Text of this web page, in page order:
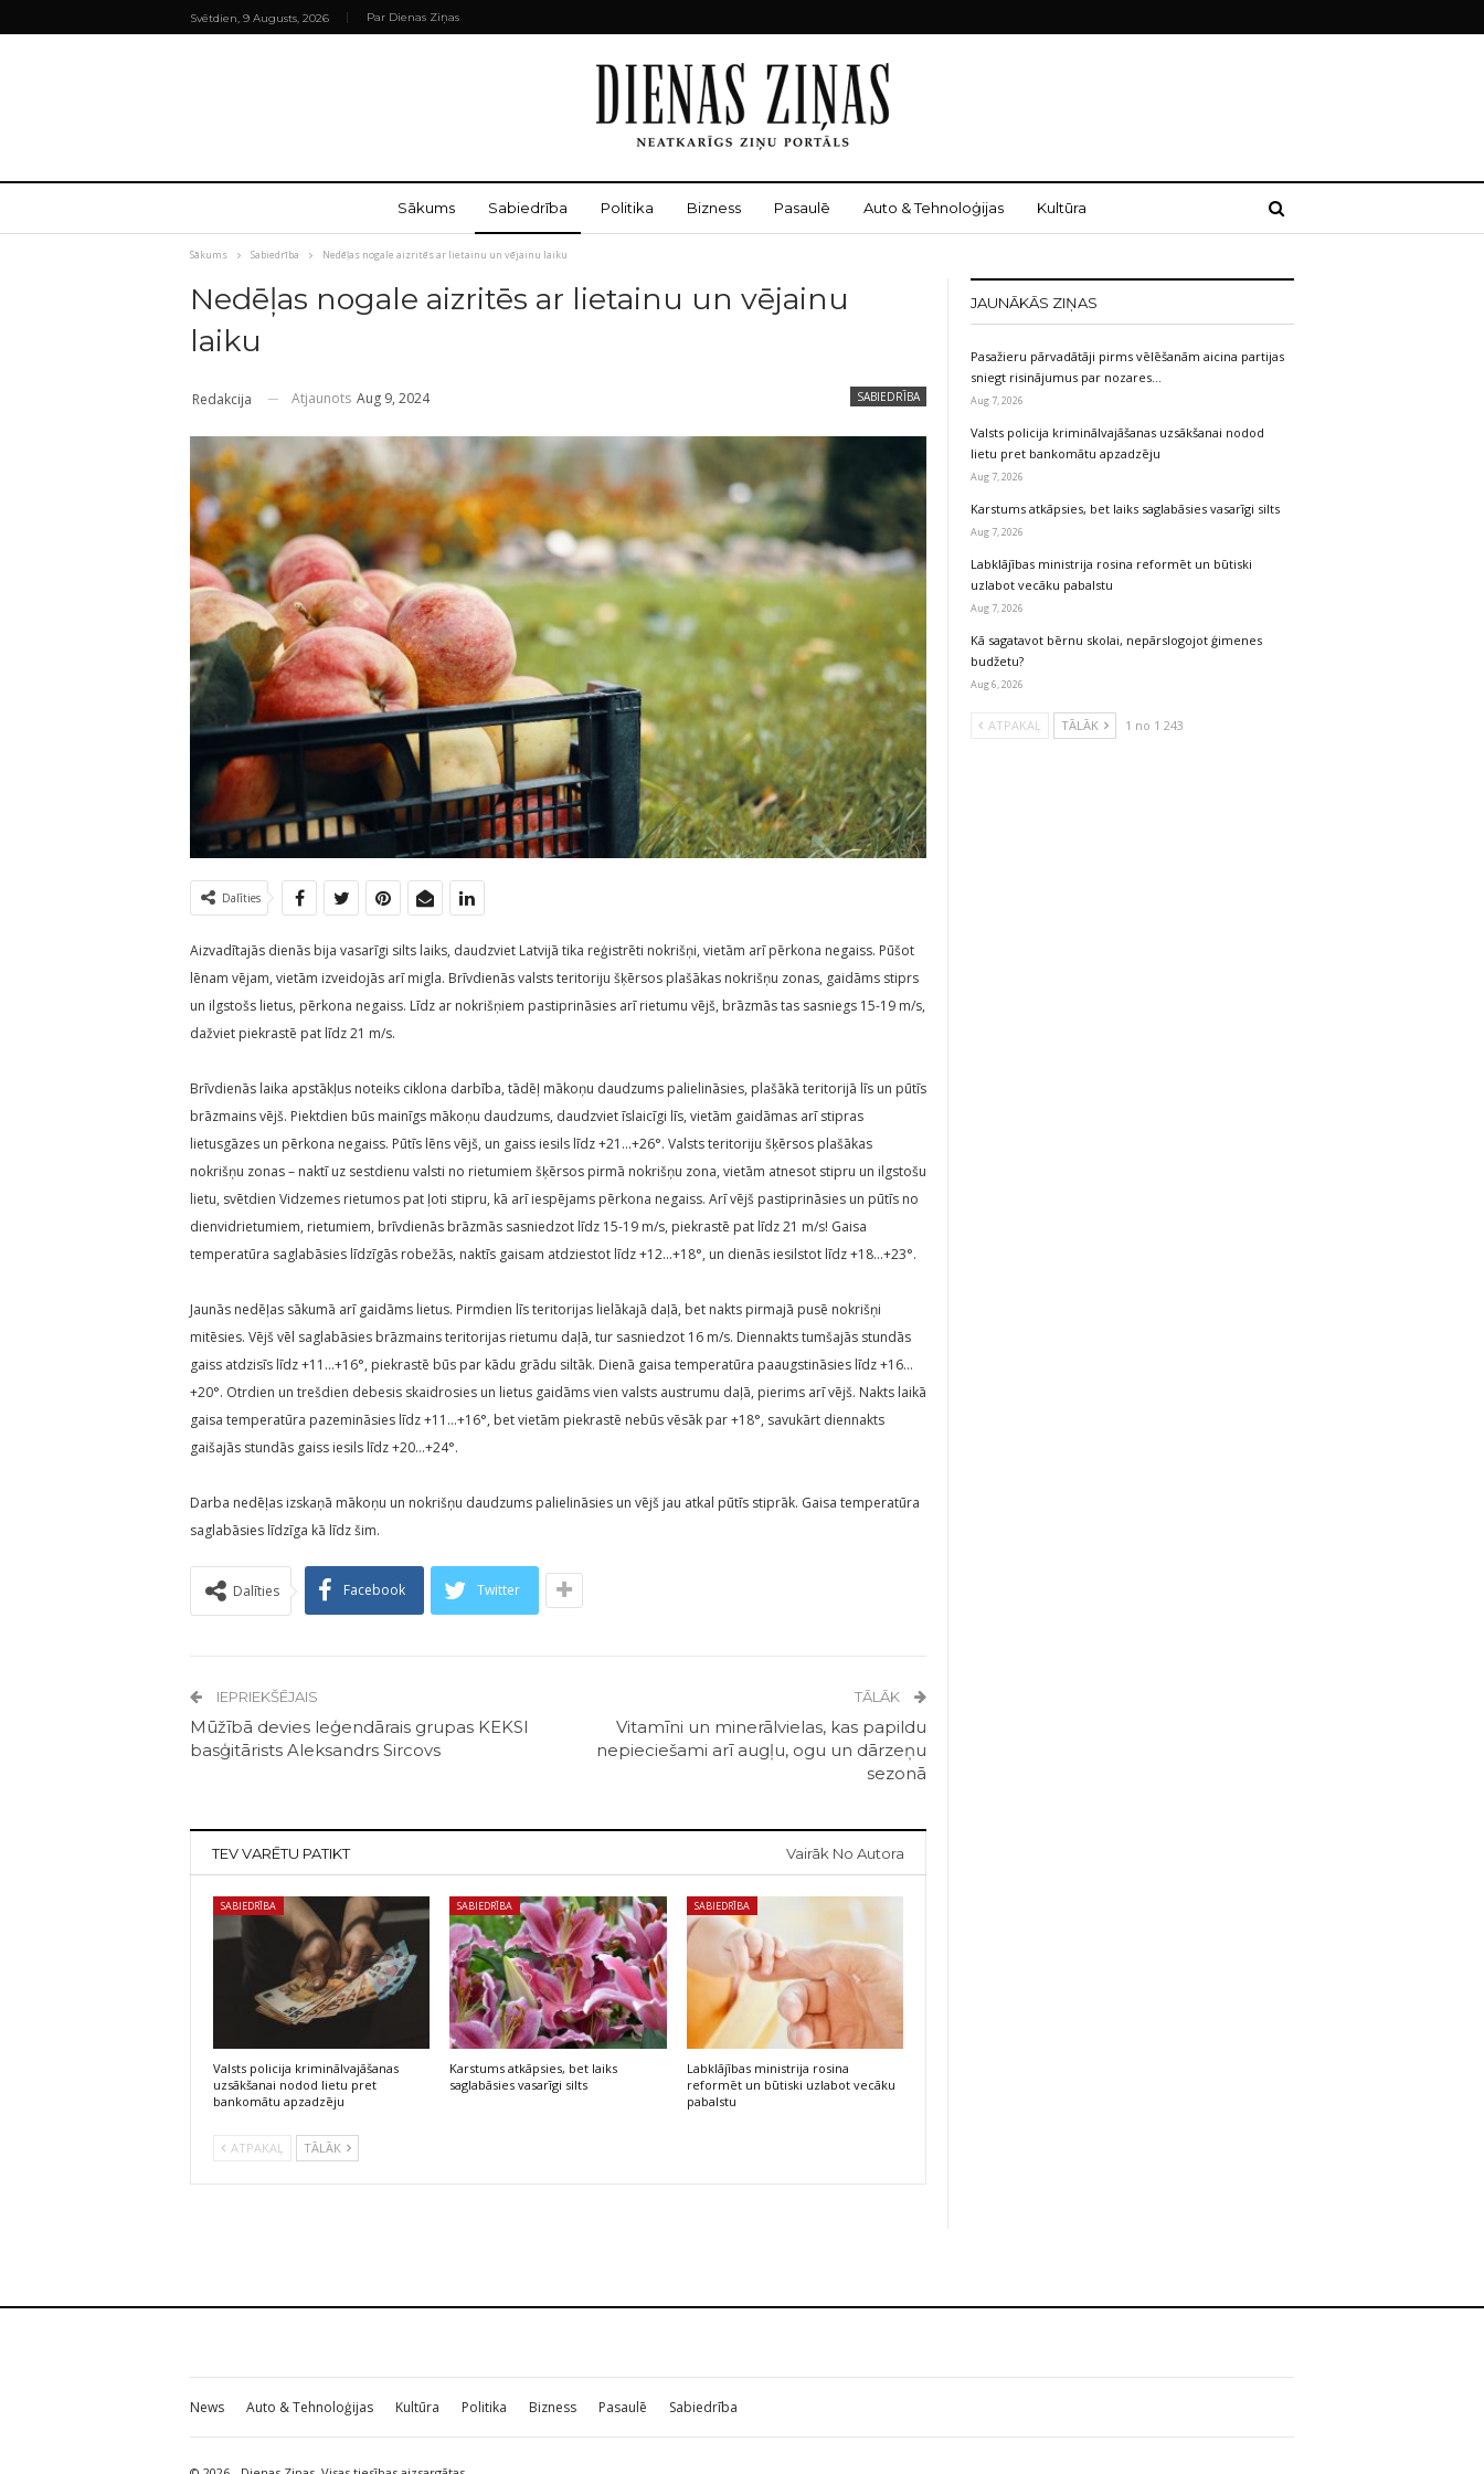
Svētdien, 9 Augusts, 2026 Par Dienas Ziņas
Sākums Sabiedrība Politika Bizness Pasaulē Auto & Tehnoloģijas Kultūra
Sākums Sabiedrība Nedēļas nogale aizritēs ar lietainu un vējainu laiku
Nedēļas nogale aizritēs ar lietainu un vējainu
laiku
SABIEDRĪBA
Redakcija Atjaunots Aug 9, 2024
Dalīties
Aizvadītajās dienās bija vasarīgi silts laiks, daudzviet Latvijā tika reģistrēti nokrišņi, vietām arī pērkona negaiss. Pūšot
lēnam vējam, vietām izveidojās arī migla. Brīvdienās valsts teritoriju šķērsos plašākas nokrišņu zonas, gaidāms stiprs
un ilgstošs lietus, pērkona negaiss. Līdz ar nokrišņiem pastiprināsies arī rietumu vējš, brāzmās tas sasniegs 15-19 m/s,
dažviet piekrastē pat līdz 21 m/s.
Brīvdienās laika apstākļus noteiks ciklona darbība, tādēļ mākoņu daudzums palielināsies, plašākā teritorijā līs un pūtīs
brāzmains vējš. Piektdien būs mainīgs mākoņu daudzums, daudzviet īslaicīgi līs, vietām gaidāmas arī stipras
lietusgāzes un pērkona negaiss. Pūtīs lēns vējš, un gaiss iesils līdz +21…+26°. Valsts teritoriju šķērsos plašākas
nokrišņu zonas – naktī uz sestdienu valsti no rietumiem šķērsos pirmā nokrišņu zona, vietām atnesot stipru un ilgstošu
lietu, svētdien Vidzemes rietumos pat ļoti stipru, kā arī iespējams pērkona negaiss. Arī vējš pastiprināsies un pūtīs no
dienvidrietumiem, rietumiem, brīvdienās brāzmās sasniedzot līdz 15-19 m/s, piekrastē pat līdz 21 m/s! Gaisa
temperatūra saglabāsies līdzīgās robežās, naktīs gaisam atdziestot līdz +12…+18°, un dienās iesilstot līdz +18…+23°.
Jaunās nedēļas sākumā arī gaidāms lietus. Pirmdien līs teritorijas lielākajā daļā, bet nakts pirmajā pusē nokrišņi
mitēsies. Vējš vēl saglabāsies brāzmains teritorijas rietumu daļā, tur sasniedzot 16 m/s. Diennakts tumšajās stundās
gaiss atdzisīs līdz +11…+16°, piekrastē būs par kādu grādu siltāk. Dienā gaisa temperatūra paaugstināsies līdz +16…
+20°. Otrdien un trešdien debesis skaidrosies un lietus gaidāms vien valsts austrumu daļā, pierims arī vējš. Nakts laikā
gaisa temperatūra pazemināsies līdz +11…+16°, bet vietām piekrastē nebūs vēsāk par +18°, savukārt diennakts
gaišajās stundās gaiss iesils līdz +20…+24°.
Darba nedēļas izskaņā mākoņu un nokrišņu daudzums palielināsies un vējš jau atkal pūtīs stiprāk. Gaisa temperatūra
saglabāsies līdzīga kā līdz šim.
Dalīties Facebook Twitter
IEPRIEKŠĒJAIS
Mūžībā devies leģendārais grupas KEKSI
basģitārists Aleksandrs Sircovs
TĀLĀK
Vitamīni un minerālvielas, kas papildu
nepieciešami arī augļu, ogu un dārzeņu
sezonā
TEV VARĒTU PATIKT Vairāk No Autora
SABIEDRĪBA
Valsts policija kriminālvajāšanas
uzsākšanai nodod lietu pret
bankomātu apzadzēju
SABIEDRĪBA
Karstums atkāpsies, bet laiks
saglabāsies vasarīgi silts
SABIEDRĪBA
Labklājības ministrija rosina
reformēt un būtiski uzlabot vecāku
pabalstu
ATPAKAĻ TĀLĀK
JAUNĀKĀS ZIŅAS
Pasažieru pārvadātāji pirms vēlēšanām aicina partijas
sniegt risinājumus par nozares…
Aug 7, 2026
Valsts policija kriminālvajāšanas uzsākšanai nodod
lietu pret bankomātu apzadzēju
Aug 7, 2026
Karstums atkāpsies, bet laiks saglabāsies vasarīgi silts
Aug 7, 2026
Labklājības ministrija rosina reformēt un būtiski
uzlabot vecāku pabalstu
Aug 7, 2026
Kā sagatavot bērnu skolai, nepārslogojot ģimenes
budžetu?
Aug 6, 2026
ATPAKAĻ TĀLĀK 1 no 1 243
News Auto & Tehnoloģijas Kultūra Politika Bizness Pasaulē Sabiedrība